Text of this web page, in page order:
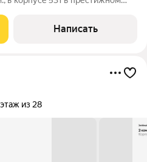
из которых со своим санузлом
Написать
из 28